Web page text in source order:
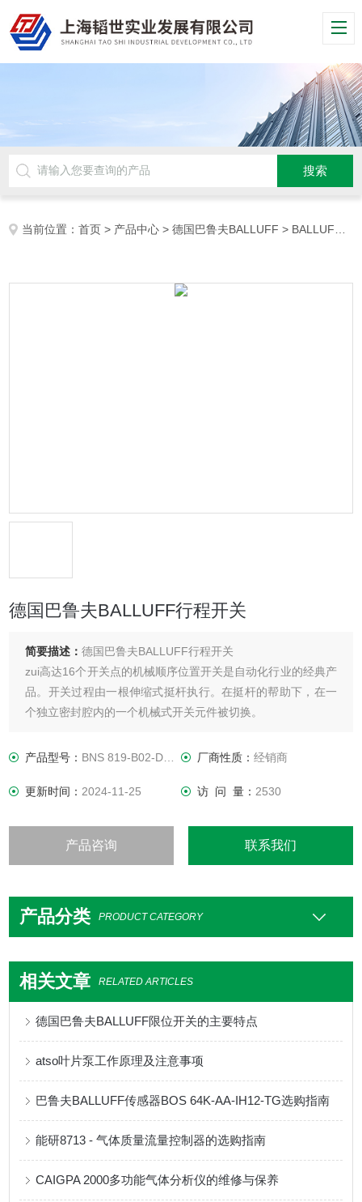
当前位置：首页 > 产品中心 >德国巴鲁夫BALLUFF > BALLUFF开关
德国巴鲁夫BALLUFF行程开关
简要描述：德国巴鲁夫BALLUFF行程开关
zui高达16个开关点的机械顺序位置开关是自动化行业的经典产
品。开关过程由一根伸缩式挺杆执行。在挺杆的帮助下，在一
个独立密封腔内的一个机械式开关元件被切换。
寿命。
产品型号： BNS 819-B02-D08-46-11 厂商性质： 经销商
更新时间：2024-11-25 访 问 量： 2530
产品咨询 联系我们
产品分类 PRODUCT CATEGORY
相关文章 RELATED ARTICLES
德国巴鲁夫BALLUFF限位开关的主要特点
atso叶片泵工作原理及注意事项
巴鲁夫BALLUFF传感器BOS 64K-AA-IH12-TG选购指南
能研8713 - 气体质量流量控制器的选购指南
CAIGPA 2000多功能气体分析仪的维修与保养